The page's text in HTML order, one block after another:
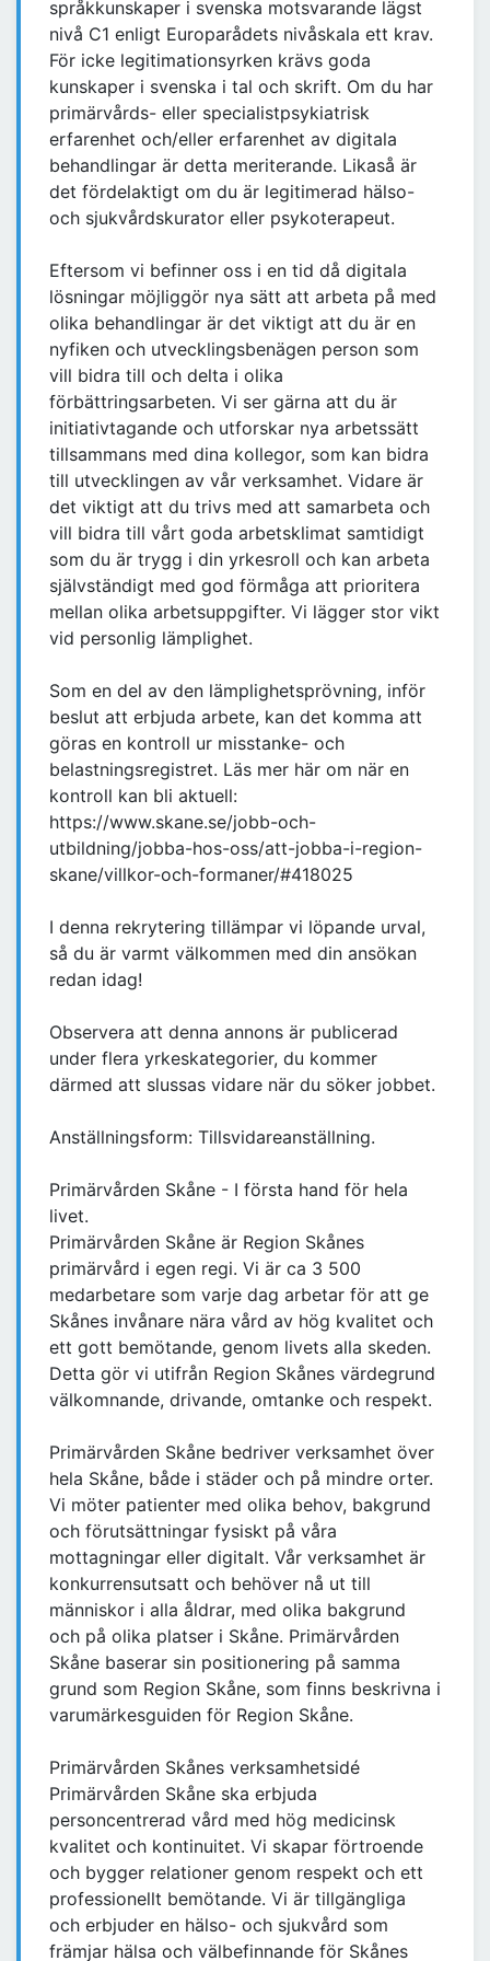
språkkunskaper i svenska motsvarande lägst
nivå C1 enligt Europarådets nivåskala ett krav.
För icke legitimationsyrken krävs goda
kunskaper i svenska i tal och skrift. Om du har
primärvårds- eller specialistpsykiatrisk
erfarenhet och/eller erfarenhet av digitala
behandlingar är detta meriterande. Likaså är
det fördelaktigt om du är legitimerad hälso-
och sjukvårdskurator eller psykoterapeut.
Eftersom vi befinner oss i en tid då digitala
lösningar möjliggör nya sätt att arbeta på med
olika behandlingar är det viktigt att du är en
nyfiken och utvecklingsbenägen person som
vill bidra till och delta i olika
förbättringsarbeten. Vi ser gärna att du är
initiativtagande och utforskar nya arbetssätt
tillsammans med dina kollegor, som kan bidra
till utvecklingen av vår verksamhet. Vidare är
det viktigt att du trivs med att samarbeta och
vill bidra till vårt goda arbetsklimat samtidigt
som du är trygg i din yrkesroll och kan arbeta
självständigt med god förmåga att prioritera
mellan olika arbetsuppgifter. Vi lägger stor vikt
vid personlig lämplighet.
Som en del av den lämplighetsprövning, inför
beslut att erbjuda arbete, kan det komma att
göras en kontroll ur misstanke- och
belastningsregistret. Läs mer här om när en
kontroll kan bli aktuell:
https://www.skane.se/jobb-och-
utbildning/jobba-hos-oss/att-jobba-i-region-
skane/villkor-och-formaner/#418025
I denna rekrytering tillämpar vi löpande urval,
så du är varmt välkommen med din ansökan
redan idag!
Observera att denna annons är publicerad
under flera yrkeskategorier, du kommer
därmed att slussas vidare när du söker jobbet.
Anställningsform: Tillsvidareanställning.
Primärvården Skåne - I första hand för hela
livet.
Primärvården Skåne är Region Skånes
primärvård i egen regi. Vi är ca 3 500
medarbetare som varje dag arbetar för att ge
Skånes invånare nära vård av hög kvalitet och
ett gott bemötande, genom livets alla skeden.
Detta gör vi utifrån Region Skånes värdegrund
välkomnande, drivande, omtanke och respekt.
Primärvården Skåne bedriver verksamhet över
hela Skåne, både i städer och på mindre orter.
Vi möter patienter med olika behov, bakgrund
och förutsättningar fysiskt på våra
mottagningar eller digitalt. Vår verksamhet är
konkurrensutsatt och behöver nå ut till
människor i alla åldrar, med olika bakgrund
och på olika platser i Skåne. Primärvården
Skåne baserar sin positionering på samma
grund som Region Skåne, som finns beskrivna i
varumärkesguiden för Region Skåne.
Primärvården Skånes verksamhetsidé
Primärvården Skåne ska erbjuda
personcentrerad vård med hög medicinsk
kvalitet och kontinuitet. Vi skapar förtroende
och bygger relationer genom respekt och ett
professionellt bemötande. Vi är tillgängliga
och erbjuder en hälso- och sjukvård som
främjar hälsa och välbefinnande för Skånes